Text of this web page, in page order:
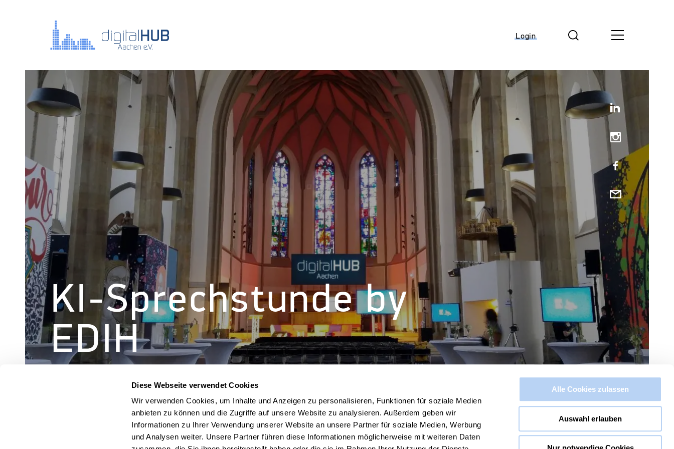
Diese Webseite verwendet Cookies
Wir verwenden Cookies, um Inhalte und Anzeigen zu personalisieren, Funktionen für soziale Medien
anbieten zu können und die Zugriffe auf unsere Website zu analysieren. Außerdem geben wir
Informationen zu Ihrer Verwendung unserer Website an unsere Partner für soziale Medien, Werbung
und Analysen weiter. Unsere Partner führen diese Informationen möglicherweise mit weiteren Daten
Alle Cookies zulassen
Auswahl erlauben
Login
KI-Sprechstunde by
EDIH
« Alle Veranstaltungen